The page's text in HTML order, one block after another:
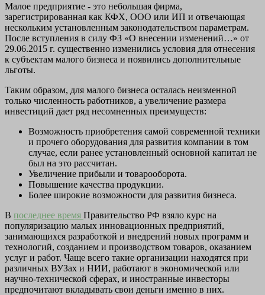
Малое предприятие - это небольшая фирма,
зарегистрированная как КФХ, ООО или ИП и отвечающая
нескольким установленным законодательством параметрам.
После вступления в силу ФЗ «О внесении изменений…» от
29.06.2015 г. существенно изменились условия для отнесения
к субъектам малого бизнеса и появились дополнительные
льготы.
Таким образом, для малого бизнеса осталась неизменной
только численность работников, а увеличение размера
инвестиций дает ряд несомненных преимуществ:
Возможность приобретения самой современной техники
и прочего оборудования для развития компании в том
случае, если ранее установленный основной капитал не
был на это рассчитан.
Увеличение прибыли и товарооборота.
Повышение качества продукции.
Более широкие возможности для развития бизнеса.
В последнее время Правительство РФ взяло курс на
популяризацию малых инновационных предприятий,
занимающихся разработкой и внедрений новых программ и
технологий, созданием и производством товаров, оказанием
услуг и работ. Чаще всего такие организации находятся при
различных ВУЗах и НИИ, работают в экономической или
научно-технической сферах, и иностранные инвесторы
предпочитают вкладывать свои деньги именно в них.